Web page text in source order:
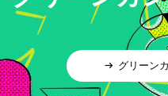
グリーン